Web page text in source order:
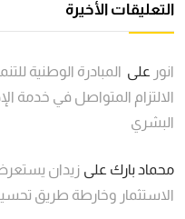
التعليقات الأخيرة
انور على المبادرة الوطنية
الالتزام المتواصل في خدمة
البشري
محماد بارك على زيدان
الاستثمار وخارطة طريق